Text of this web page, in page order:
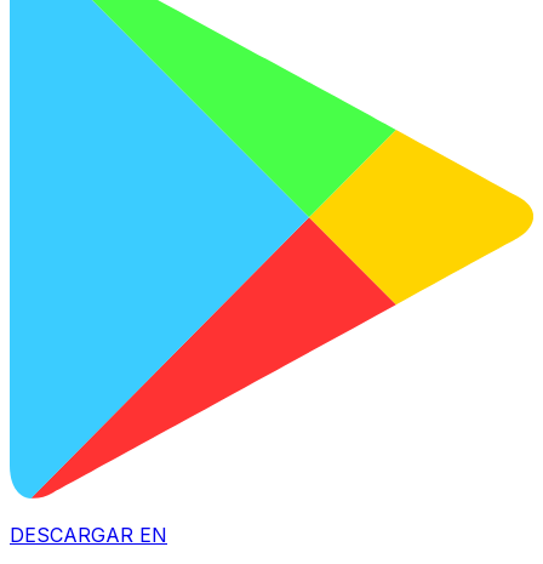
DESCARGAR EN